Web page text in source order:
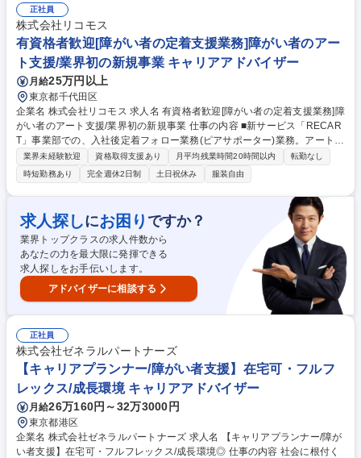
レーミングも行います。) ■転職支援(職務経歴書の作成支援や面接対策な
ど、転職活動を全面的にサポート) ■市場分析(人材市場のトレンドや企業
のニーズの把握と提案) 募集職種 【キャリアコーチ】転職希望者のキャリ
ア形成を支援/早期昇進＆昇給できる環境
正社員
株式会社リコモス
有資格者歓迎[障がい者の定着支援業務]障がい者のアー
ト支援/業界初の新規事業 キャリアアドバイザー
月給25万円以上
東京都千代田区
企業名 株式会社リコモス 求人名 有資格者歓迎[障がい者の定着支援業務]障
がい者のアート支援/業界初の新規事業 仕事の内容 ■新サービス「RECAR
T」事業部での、入社後定着フォロー業務(ピアサポーター)業務。アート領
域が得意な障がい者の方が、「好き」や「得意」を活かして長く働いて頂
くための転職活動/入社後定着支援が出来ます。 ※企業様との各種連絡や
やり取りをお願いする場合あり。 創業以来赤字はなく事業も右肩上がりに
成長。役員直下で成長機会あり。 ■「RECART」事業部について：企業の
障がい者雇用ニーズに対し、アートが得意な障がい者を紹介。企業内では
描かれたアートをノベルティや会議室デザインを始め、様々な事例に活
用。人材紹介で終わりではなく、働く障がい者への定着フォローと顧客企
業へのコンサルティングを継続実施します。 募集職種 有資格者歓迎[障が
い者の定着支援業務]障がい者のアート支援/業界初の新規事業
業界未経験歓迎 資格取得支援あり 月平均残業時間20時間以内
転勤なし
時短勤務あり
完全週休2日制 土日祝休み 服装自由
求人探しにお困り ですか？
業界トップクラスの求人件数から
あなたの力を最大限に発揮できる
求人探しをお手伝いします。
アドバイザーに相談する
正社員
株式会社ゼネラルパートナーズ
【キャリアプランナー/障がい者支援】在宅可・フルフ
レックス/成長環境 キャリアアドバイザー
月給26万160円～32万3000円
東京都港区
企業名 株式会社ゼネラルパートナーズ 求人名 【キャリアプランナー/障が
い者支援】在宅可・フルフレックス/成長環境◎ 仕事の内容 社会に根付く